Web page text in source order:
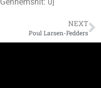
Gennemsnit: 0
NEXT
Poul Larsen-Fedders